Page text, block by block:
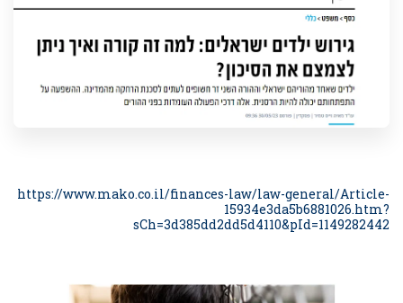
https://www.mako.co.il/finances-law/law-general/Article-
15934e3da5b6881026.htm?
sCh=3d385dd2dd5d4110&pId=1149282442